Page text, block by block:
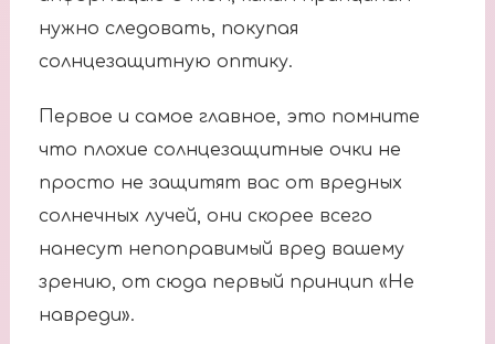
нужно следовать, покупая
солнцезащитную оптику.
Первое и самое главное, это помните
что плохие солнцезащитные очки не
просто не защитят вас от вредных
солнечных лучей, они скорее всего
нанесут непоправимый вред вашему
зрению, от сюда первый принцип «Не
навреди».